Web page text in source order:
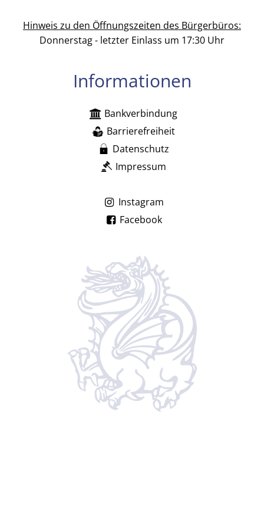
Hinweis zu den Öffnungszeiten des Bürgerbüros:
Donnerstag - letzter Einlass um 17:30 Uhr
Informationen
Bankverbindung
Barrierefreiheit
Datenschutz
Impressum
Instagram
Facebook